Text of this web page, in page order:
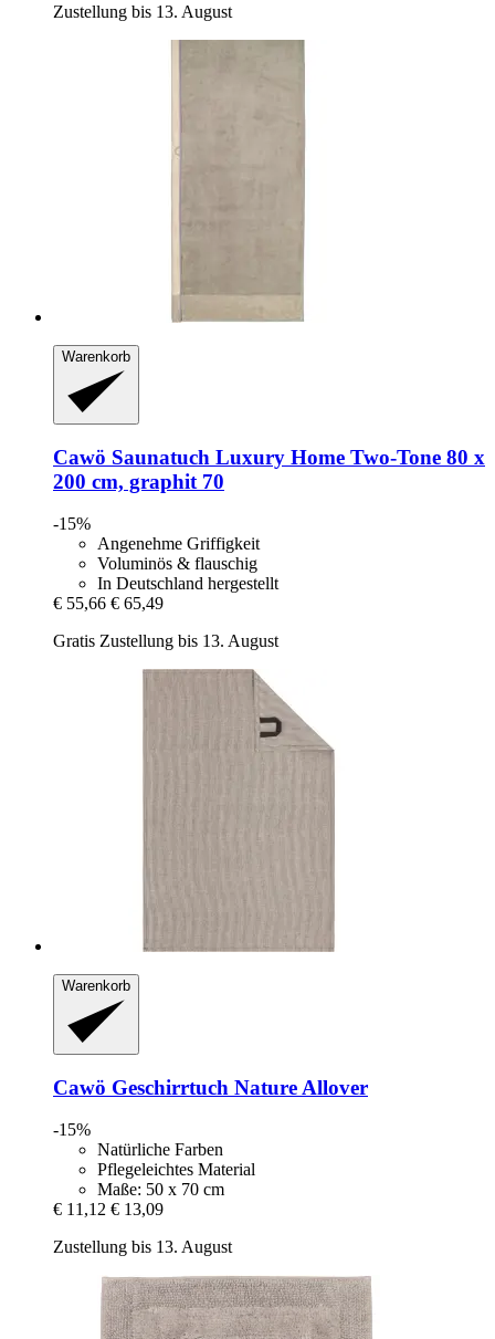
Zustellung bis 13. August
Warenkorb
Cawö Saunatuch Luxury Home Two-​Tone 80 x
200 cm, graphit 70
-15%
Angenehme Griffigkeit
Voluminös & flauschig
In Deutschland hergestellt
€ 55,66 € 65,49
Gratis Zustellung bis 13. August
Warenkorb
Cawö Geschirrtuch Nature Allover
-15%
Natürliche Farben
Pflegeleichtes Material
Maße: 50 x 70 cm
€ 11,12 € 13,09
Zustellung bis 13. August